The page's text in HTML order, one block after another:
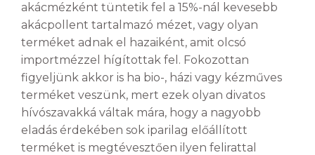
akácmézként tüntetik fel a 15%-nál kevesebb
akácpollent tartalmazó mézet, vagy olyan
terméket adnak el hazaiként, amit olcsó
importmézzel hígítottak fel. Fokozottan
figyeljünk akkor is ha bio-, házi vagy kézműves
terméket veszünk, mert ezek olyan divatos
hívószavakká váltak mára, hogy a nagyobb
eladás érdekében sok iparilag előállított
terméket is megtévesztően ilyen felirattal